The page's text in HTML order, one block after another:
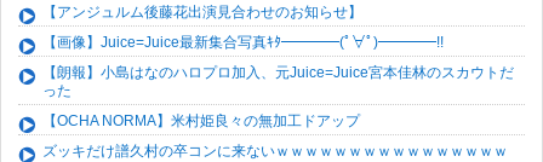
【アンジュルム後藤花出演見合わせのお知らせ】
【画像】Juice=Juice最新集合写真ｷﾀ━━━━(ﾟ∀ﾟ)━━━━!!
【朗報】小島はなのハロプロ加入、元Juice=Juice宮本佳林のスカウトだ
った
【OCHA NORMA】米村姫良々の無加工ドアップ
ズッキだけ譜久村の卒コンに来ないｗｗｗｗｗｗｗｗｗｗｗｗｗｗｗｗ